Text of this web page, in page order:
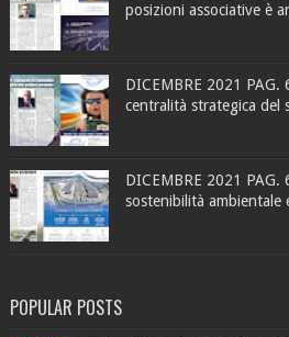
posizioni associative è
DICEMBRE 2021 PAG.
centralità strategica del
DICEMBRE 2021 PAG.
sostenibilità ambientale
POPULAR POSTS